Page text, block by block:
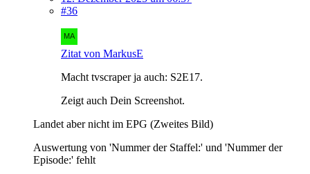
#36
Zitat von MarkusE
Macht tvscraper ja auch: S2E17.
Zeigt auch Dein Screenshot.
Landet aber nicht im EPG (Zweites Bild)
Auswertung von 'Nummer der Staffel:' und 'Nummer der
Episode:' fehlt